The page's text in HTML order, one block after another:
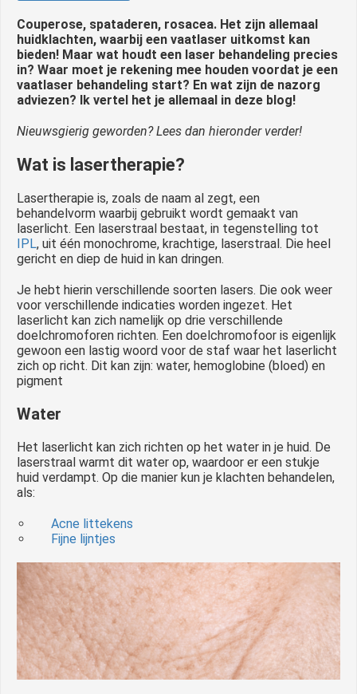
Couperose, spataderen, rosacea. Het zijn allemaal
huidklachten, waarbij een vaatlaser uitkomst kan
bieden! Maar wat houdt een laser behandeling precies
in? Waar moet je rekening mee houden voordat je een
vaatlaser behandeling start? En wat zijn de nazorg
adviezen? Ik vertel het je allemaal in deze blog!
Nieuwsgierig geworden? Lees dan hieronder verder!
Wat is lasertherapie?
Lasertherapie is, zoals de naam al zegt, een
behandelvorm waarbij gebruikt wordt gemaakt van
laserlicht. Een laserstraal bestaat, in tegenstelling tot
IPL, uit één monochrome, krachtige, laserstraal. Die heel
gericht en diep de huid in kan dringen.
Je hebt hierin verschillende soorten lasers. Die ook weer
voor verschillende indicaties worden ingezet. Het
laserlicht kan zich namelijk op drie verschillende
doelchromoforen richten. Een doelchromofoor is eigenlijk
gewoon een lastig woord voor de staf waar het laserlicht
zich op richt. Dit kan zijn: water, hemoglobine (bloed) en
pigment
Water
Het laserlicht kan zich richten op het water in je huid. De
laserstraal warmt dit water op, waardoor er een stukje
huid verdampt. Op die manier kun je klachten behandelen,
als:
Acne littekens
Fijne lijntjes
Hierdoor
website-